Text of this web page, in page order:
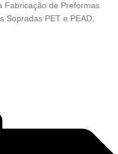
Fabricação de Preformas
Sopradas PET e PEAD.